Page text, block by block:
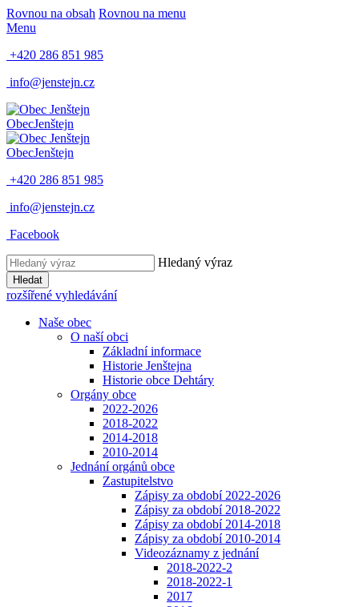
Rovnou na obsah Rovnou na menu
Menu
+420 286 851 985
info@jenstejn.cz
ObecJenštejn
ObecJenštejn
+420 286 851 985
info@jenstejn.cz
Facebook
Hledaný výraz
Hledat
rozšířené vyhledávání
Naše obec
O naší obci
Základní informace
Historie Jenštejna
Historie obce Dehtáry
Orgány obce
2022-2026
2018-2022
2014-2018
2010-2014
Jednání orgánů obce
Zastupitelstvo
Zápisy za období 2022-2026
Zápisy za období 2018-2022
Zápisy za období 2014-2018
Zápisy za období 2010-2014
Videozáznamy z jednání
2018-2022-2
2018-2022-1
2017